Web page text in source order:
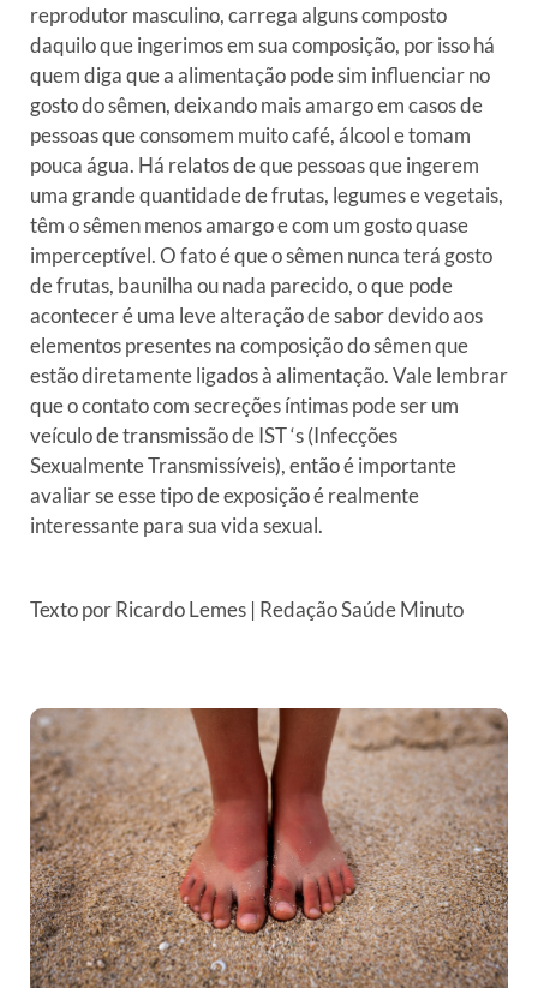
reprodutor masculino, carrega alguns composto
daquilo que ingerimos em sua composição, por isso há
quem diga que a alimentação pode sim influenciar no
gosto do sêmen, deixando mais amargo em casos de
pessoas que consomem muito café, álcool e tomam
pouca água. Há relatos de que pessoas que ingerem
uma grande quantidade de frutas, legumes e vegetais,
têm o sêmen menos amargo e com um gosto quase
imperceptível. O fato é que o sêmen nunca terá gosto
de frutas, baunilha ou nada parecido, o que pode
acontecer é uma leve alteração de sabor devido aos
elementos presentes na composição do sêmen que
estão diretamente ligados à alimentação. Vale lembrar
que o contato com secreções íntimas pode ser um
veículo de transmissão de IST ‘s (Infecções
Sexualmente Transmissíveis), então é importante
avaliar se esse tipo de exposição é realmente
interessante para sua vida sexual.
Texto por Ricardo Lemes | Redação Saúde Minuto